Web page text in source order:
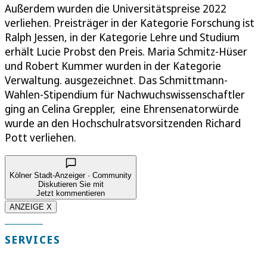
Außerdem wurden die Universitätspreise 2022
verliehen. Preisträger in der Kategorie Forschung ist
Ralph Jessen, in der Kategorie Lehre und Studium
erhält Lucie Probst den Preis. Maria Schmitz-Hüser
und Robert Kummer wurden in der Kategorie
Verwaltung. ausgezeichnet. Das Schmittmann-
Wahlen-Stipendium für Nachwuchswissenschaftler
ging an Celina Greppler, eine Ehrensenatorwürde
wurde an den Hochschulratsvorsitzenden Richard
Pott verliehen.
Kölner Stadt-Anzeiger · Community
Diskutieren Sie mit
Jetzt kommentieren
ANZEIGE X
SERVICES